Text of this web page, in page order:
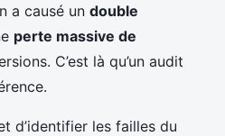
a causé un double
perte massive de
C’est là qu’un audit
d’identifier les failles du